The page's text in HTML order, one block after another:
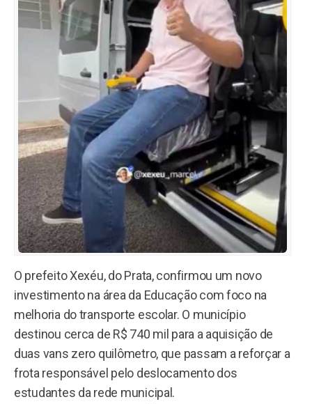
O prefeito Xexéu, do Prata, confirmou um novo
investimento na área da Educação com foco na
melhoria do transporte escolar. O município
destinou cerca de R$ 740 mil para a aquisição de
duas vans zero quilômetro, que passam a reforçar a
frota responsável pelo deslocamento dos
estudantes da rede municipal.